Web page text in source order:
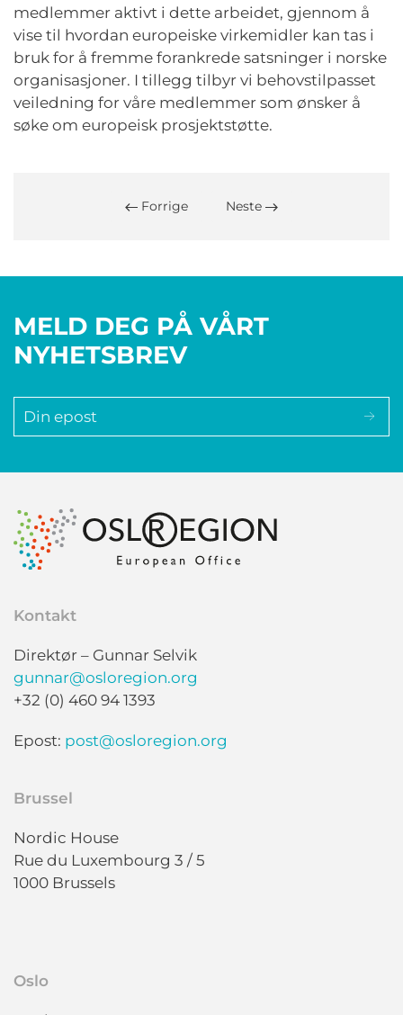
medlemmer aktivt i dette arbeidet, gjennom å
vise til hvordan europeiske virkemidler kan tas i
bruk for å fremme forankrede satsninger i norske
organisasjoner. I tillegg tilbyr vi behovstilpasset
veiledning for våre medlemmer som ønsker å
søke om europeisk prosjektstøtte.
Forrige Neste
MELD DEG PÅ VÅRT
NYHETSBREV
Kontakt
Direktør – Gunnar Selvik
gunnar@osloregion.org
+32 (0) 460 94 1393
Epost: post@osloregion.org
Brussel
Nordic House
Rue du Luxembourg 3 / 5
1000 Brussels
Oslo